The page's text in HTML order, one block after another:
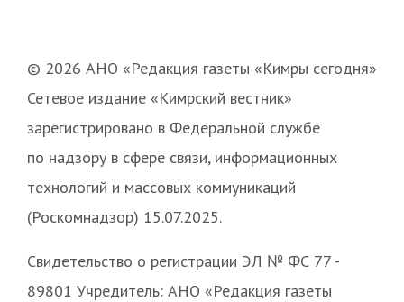
© 2026 АНО «Редакция газеты «Кимры сегодня»
Сетевое издание «Кимрский вестник»
зарегистрировано в Федеральной службе
по надзору в сфере связи, информационных
технологий и массовых коммуникаций
(Роскомнадзор) 15.07.2025.
Свидетельство о регистрации ЭЛ № ФС 77 -
89801 Учредитель: АНО «Редакция газеты